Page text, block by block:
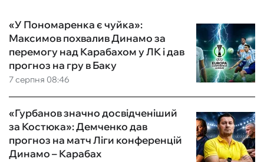
7 серпня 08:46
«У Пономаренка є чуйка»:
Максимов похвалив Динамо за
перемогу над Карабахом у ЛК і дав
прогноз на гру в Баку
«Гурбанов значно досвідченіший
за Костюка»: Демченко дав
прогноз на матч Ліги конференцій
Динамо – Карабах